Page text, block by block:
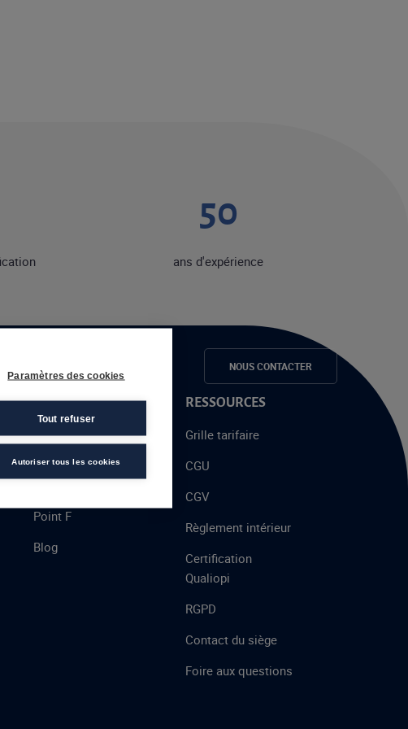
Espace candidats NOUS CONTACTER
50
ans d'expérience
À PROPOS
Talent
Point F
Blog
RESSOURCES
Grille tarifaire
CGU
CGV
Règlement intérieur
Certification
Qualiopi
RGPD
Contact du siège
Foire aux questions
Paramètres des cookies
Tout refuser
Autoriser tous les cookies